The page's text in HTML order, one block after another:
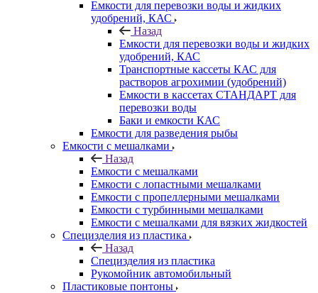
Емкости для перевозки воды и жидких
удобрений, КАС
Назад
Емкости для перевозки воды и жидких
удобрений, КАС
Транспортные кассеты КАС для
растворов агрохимии (удобрений)
Емкости в кассетах СТАНДАРТ для
перевозки воды
Баки и емкости КАС
Емкости для разведения рыбы
Емкости с мешалками
Назад
Емкости с мешалками
Емкости с лопастными мешалками
Емкости с пропеллерными мешалками
Емкости с турбинными мешалками
Емкости с мешалками для вязких жидкостей
Специзделия из пластика
Назад
Специзделия из пластика
Рукомойник автомобильный
Пластиковые понтоны